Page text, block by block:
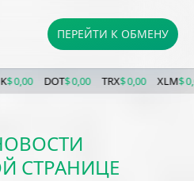
ПЕРЕЙТИ К ОБМЕНУ
$ 0,00 ETC$ 0,00 BCH$ 0,00 POL
СТРАНИЦЕ